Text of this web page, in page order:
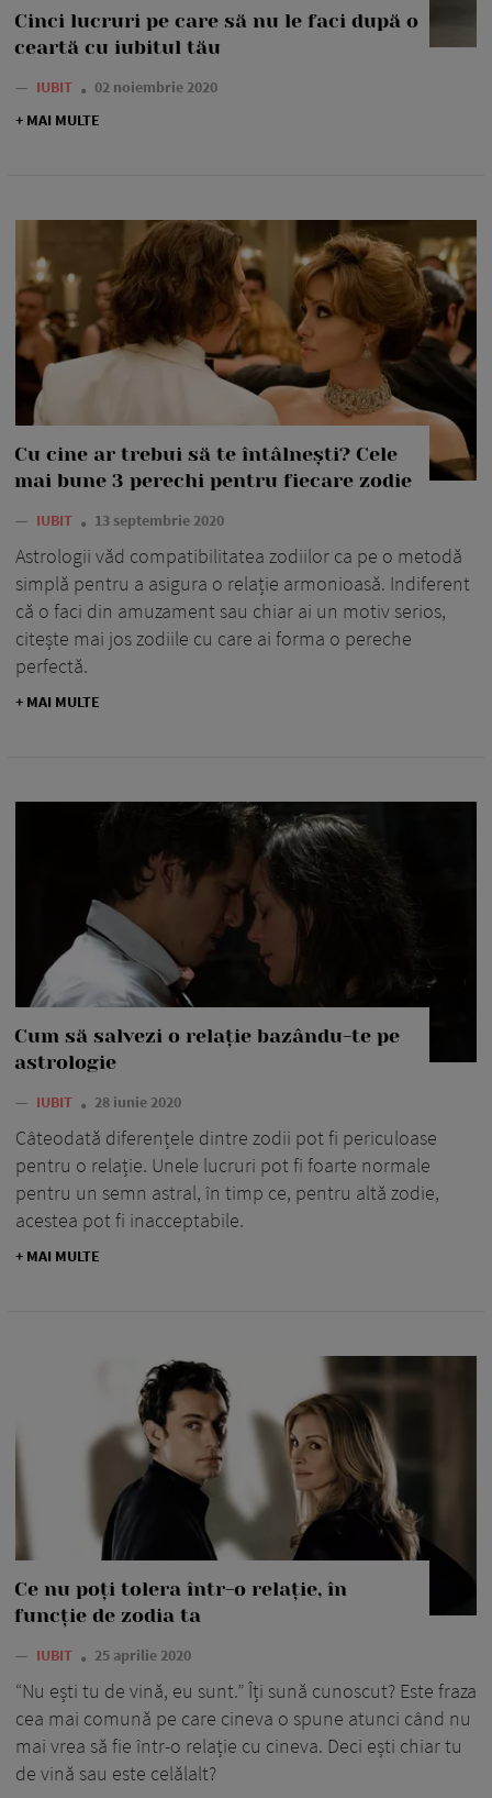
Cinci lucruri pe care să nu le faci după o
ceartă cu iubitul tău
— IUBIT
02 noiembrie 2020
+ MAI MULTE
Cu cine ar trebui să te întâlnești? Cele
mai bune 3 perechi pentru fiecare zodie
— IUBIT 13 septembrie 2020
Astrologii văd compatibilitatea zodiilor ca pe o metodă
simplă pentru a asigura o relație armonioasă. Indiferent
că o faci din amuzament sau chiar ai un motiv serios,
citește mai jos zodiile cu care ai forma o pereche
perfectă.
+ MAI MULTE
Cum să salvezi o relație bazându-te pe
astrologie
— IUBIT 28 iunie 2020
Câteodată diferențele dintre zodii pot fi periculoase
pentru o relație. Unele lucruri pot fi foarte normale
pentru un semn astral, în timp ce, pentru altă zodie,
acestea pot fi inacceptabile.
+ MAI MULTE
Ce nu poți tolera într-o relație, în
funcție de zodia ta
— IUBIT 25 aprilie 2020
“Nu ești tu de vină, eu sunt.” Îți sună cunoscut? Este fraza
cea mai comună pe care cineva o spune atunci când nu
mai vrea să fie într-o relație cu cineva. Deci ești chiar tu
de vină sau este celălalt?